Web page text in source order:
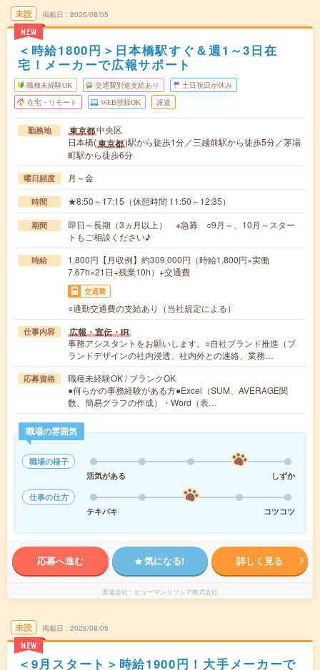
未読
NEW
掲載日 2026/08/05
＜時給1800円＞日本橋駅すぐ＆週1～3日在
宅！メーカーで広報サポート
職種未経験OK 交通費別途支給あり 土日祝日が休み
在宅・リモート WEB登録OK 派遣
勤務地 東京都中央区
日本橋(東京都)駅から徒歩1分／三越前駅から徒歩5分／茅場
町駅から徒歩6分
曜日頻度 月～金
時間 ★8:50～17:15（休憩時間 11:50～12:35）
期間
即日～長期（3ヵ月以上） ※急募 ○9月～、10月～スター
トもご相談ください♪
時給
1,800円【月収例】約309,000円（時給1,800円×実働
7.67h×21日+残業10h）+交通費
交通費
○通勤交通費の支給あり（当社規定による）
仕事内容 広報・宣伝・IR
事務アシスタントをお願いします。○自社ブランド推進（ブ
ランドデザインの社内浸透、社内外との連絡、業務…
応募資格
職種未経験OK / ブランクOK
●何らかの事務経験がある方●Excel（SUM、AVERAGE関
数、簡易グラフの作成）・Word（表…
職場の雰囲気
職場の様子
活気がある
しずか
仕事の仕方
テキパキ
コツコツ
応募へ進む 気になる! 詳しく見る
派遣会社 ヒューマンリソシア株式会社
未読
NEW
掲載日 2026/08/05
＜9月スタート＞時給1900円！大手メーカーで